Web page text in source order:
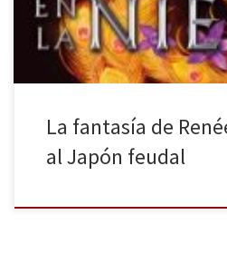
La fantasía de
al Japón feudal